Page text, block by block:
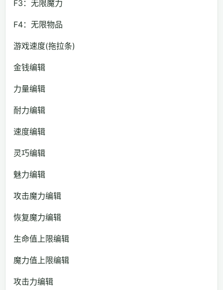
F3：无限魔力
F4：无限物品
游戏速度(拖拉条)
金钱编辑
力量编辑
耐力编辑
速度编辑
灵巧编辑
魅力编辑
攻击魔力编辑
恢复魔力编辑
生命值上限编辑
魔力值上限编辑
攻击力编辑